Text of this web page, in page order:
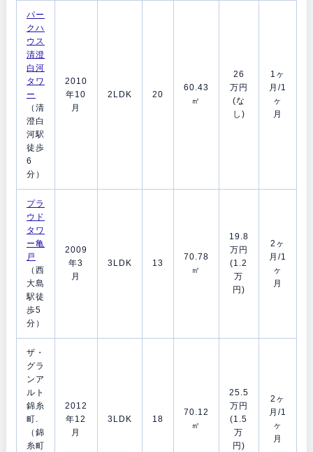
パー
クハ
ウス
清澄
白河
タワ
ー
（清
澄白
河駅
徒歩
6
分）
2010
年10
月
2LDK 20
60.43
㎡
26
万円
(な
し)
1ヶ
月/1
ヶ
月
プラ
ウド
タワ
ー亀
戸
（西
大島
駅徒
歩5
分）
2009
年3
月
3LDK 13
70.78
㎡
19.8
万円
(1.2
万
円)
2ヶ
月/1
ヶ
月
ザ・
グラ
ンア
ルト
錦糸
町.
（錦
糸町
2012
年12
月
3LDK 18
70.12
㎡
25.5
万円
(1.5
万
円)
2ヶ
月/1
ヶ
月